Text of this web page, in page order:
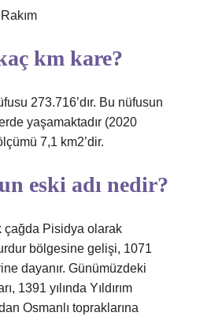
km kare?
273.716’dır. Bu nüfusun
yaşamaktadır (2020
7,1 km2’dir.
eski adı nedir?
çağda Pisidya olarak
bölgesine gelişi, 1071
dayanır. Günümüzdeki
1391 yılında Yıldırım
Osmanlı topraklarına